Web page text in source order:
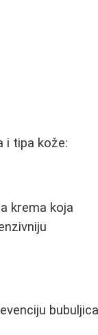
i tipa kože:
krema koja